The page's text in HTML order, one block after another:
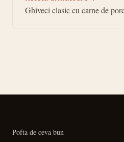
Ghiveci clasic cu carne de
Pofta de ceva bun